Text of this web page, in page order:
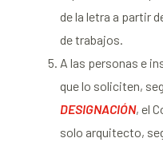
de la letra a partir
de trabajos.
A las personas e
que lo soliciten,
DESIGNACIÓN, el
solo arquitecto,